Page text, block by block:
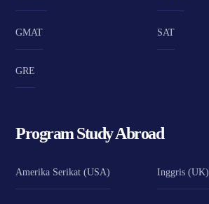
GMAT SAT
GRE
Program Study Abroad
Amerika Serikat (USA) Inggris (UK)